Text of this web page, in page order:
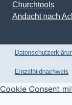
Churchtools
Andacht nach
Einzelbildnachweis
Cookie Consent